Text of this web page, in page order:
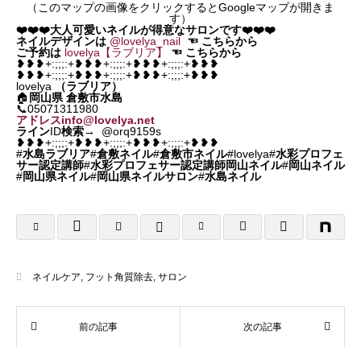
（このマップの画像をクリックするとGoogleマップが開きま
す）
❤️❤️❤️大人可愛いネイルが得意なサロンです❤️❤️❤️
ネイルデザインは @lovelya_nail ☜ こちらから
ご予約は lovelya【ラブリア】 ☜ こちらから
❥❥❥+:;;;:+❥❥❥+:;;;:+❥❥❥+:;;;:+❥❥❥
❥❥❥+:;;;:+❥❥❥+:;;;:+❥❥❥+:;;;:+❥❥❥
lovelya
（ラブリア）
🏠 岡山県 倉敷市水島
📞05071311980
アドレスinfo@lovelya.net
ラインID検索→ @orq9159s
❥❥❥+:;;;:+❥❥❥+:;;;:+❥❥❥+:;;;:+❥❥❥
#水島ラブリア#倉敷ネイル#倉敷市ネイル#lovelya#水彩プロフェ
サー認定講師#水彩プロフェサー認定講師岡山ネイル#岡山ネイル
#岡山県ネイル#岡山県ネイルサロン#水島ネイル
ネイルケア, フット角質除去, サロン